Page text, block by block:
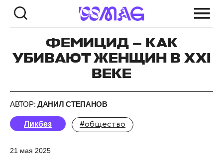
ФЕМИЦИД — КАК
УБИВАЮТ ЖЕНЩИН В XXI
ВЕКЕ
АВТОР: ДАНИЛ СТЕПАНОВ
Ликбез #общество
21 мая 2025